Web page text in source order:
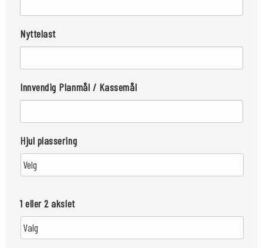
Nyttelast
Innvendig Planmål / Kassemål
Hjul plassering
1 eller 2 akslet